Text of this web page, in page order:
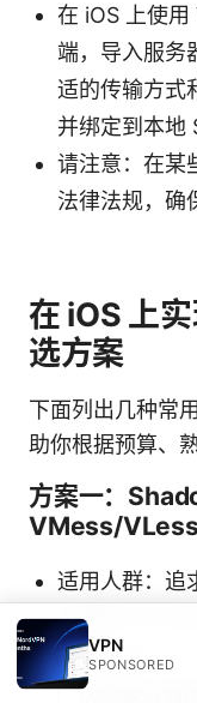
在 iOS 上使
端，导入服务
适的传输方式
并绑定到本地
请注意：在某
法律法规，确
在 iOS 上
选方案
下面列出几种常
助你根据预算、
方案一：
VMess/VLess
适用人群：追
的规则与分流
步骤要点：
获取服务器
VPN
SPONSORED